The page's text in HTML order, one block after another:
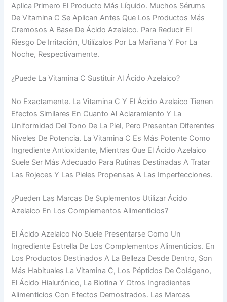
Aplica Primero El Producto Más Líquido. Muchos Sérums
De Vitamina C Se Aplican Antes Que Los Productos Más
Cremosos A Base De Ácido Azelaico. Para Reducir El
Riesgo De Irritación, Utilízalos Por La Mañana Y Por La
Noche, Respectivamente.
¿Puede La Vitamina C Sustituir Al Ácido Azelaico?
No Exactamente. La Vitamina C Y El Ácido Azelaico Tienen
Efectos Similares En Cuanto Al Aclaramiento Y La
Uniformidad Del Tono De La Piel, Pero Presentan Diferentes
Niveles De Potencia. La Vitamina C Es Más Potente Como
Ingrediente Antioxidante, Mientras Que El Ácido Azelaico
Suele Ser Más Adecuado Para Rutinas Destinadas A Tratar
Las Rojeces Y Las Pieles Propensas A Las Imperfecciones.
¿Pueden Las Marcas De Suplementos Utilizar Ácido
Azelaico En Los Complementos Alimenticios?
El Ácido Azelaico No Suele Presentarse Como Un
Ingrediente Estrella De Los Complementos Alimenticios. En
Los Productos Destinados A La Belleza Desde Dentro, Son
Más Habituales La Vitamina C, Los Péptidos De Colágeno,
El Ácido Hialurónico, La Biotina Y Otros Ingredientes
Alimenticios Con Efectos Demostrados. Las Marcas